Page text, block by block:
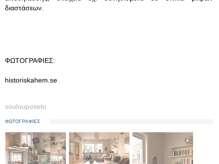
διαστάσεων.
ΦΩΤΟΓΡΑΦΙΕΣ:
historiskahem.se
soulouposeto
ΦΩΤΟΓΡΑΦΙΕΣ